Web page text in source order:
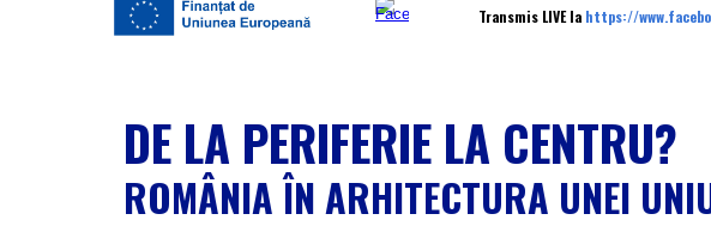
Transmis LIVE la https://
DE LA PERIFERIE LA CENTRU?
ROMÂNIA ÎN ARHITECTURA UNEI